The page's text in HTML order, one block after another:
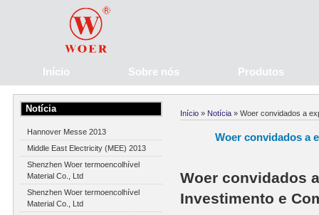
Início Sobre nós Produtos
Notícia
Hannover Messe 2013
Middle East Electricity (MEE) 2013
Shenzhen Woer termoencolhível
Material Co., Ltd
Shenzhen Woer termoencolhível
Material Co., Ltd
Início » Notícia » Woer convidados a
Woer convidados a
Woer convidados
Investimento e